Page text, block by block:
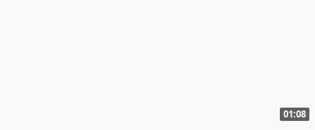
01:08